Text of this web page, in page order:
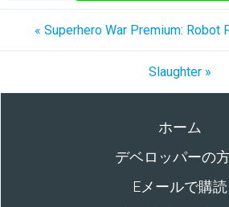
« Superhero War Premium: Robot
Slaughter »
ホーム
デベロッパーの
Eメールで購読